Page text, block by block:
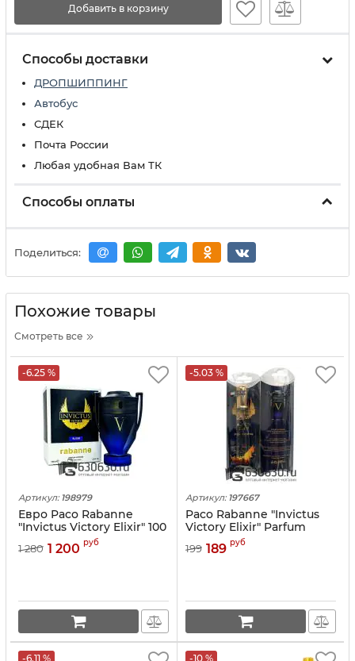
Добавить в корзину
Способы доставки
ДРОПШИППИНГ
Автобус
СДЕК
Почта России
Любая удобная Вам ТК
Способы оплаты
Поделиться:
Похожие товары
Смотреть все
-6.25 %
Артикул: 198979
Евро Paco Rabanne
"Invictus Victory Elixir" 100
1 280 1 200 руб
-5.03 %
Артикул: 197667
Paco Rabanne "Invictus
Victory Elixir" Parfum
Intense" 20 ml
199 189 руб
-6.11 % -10 %